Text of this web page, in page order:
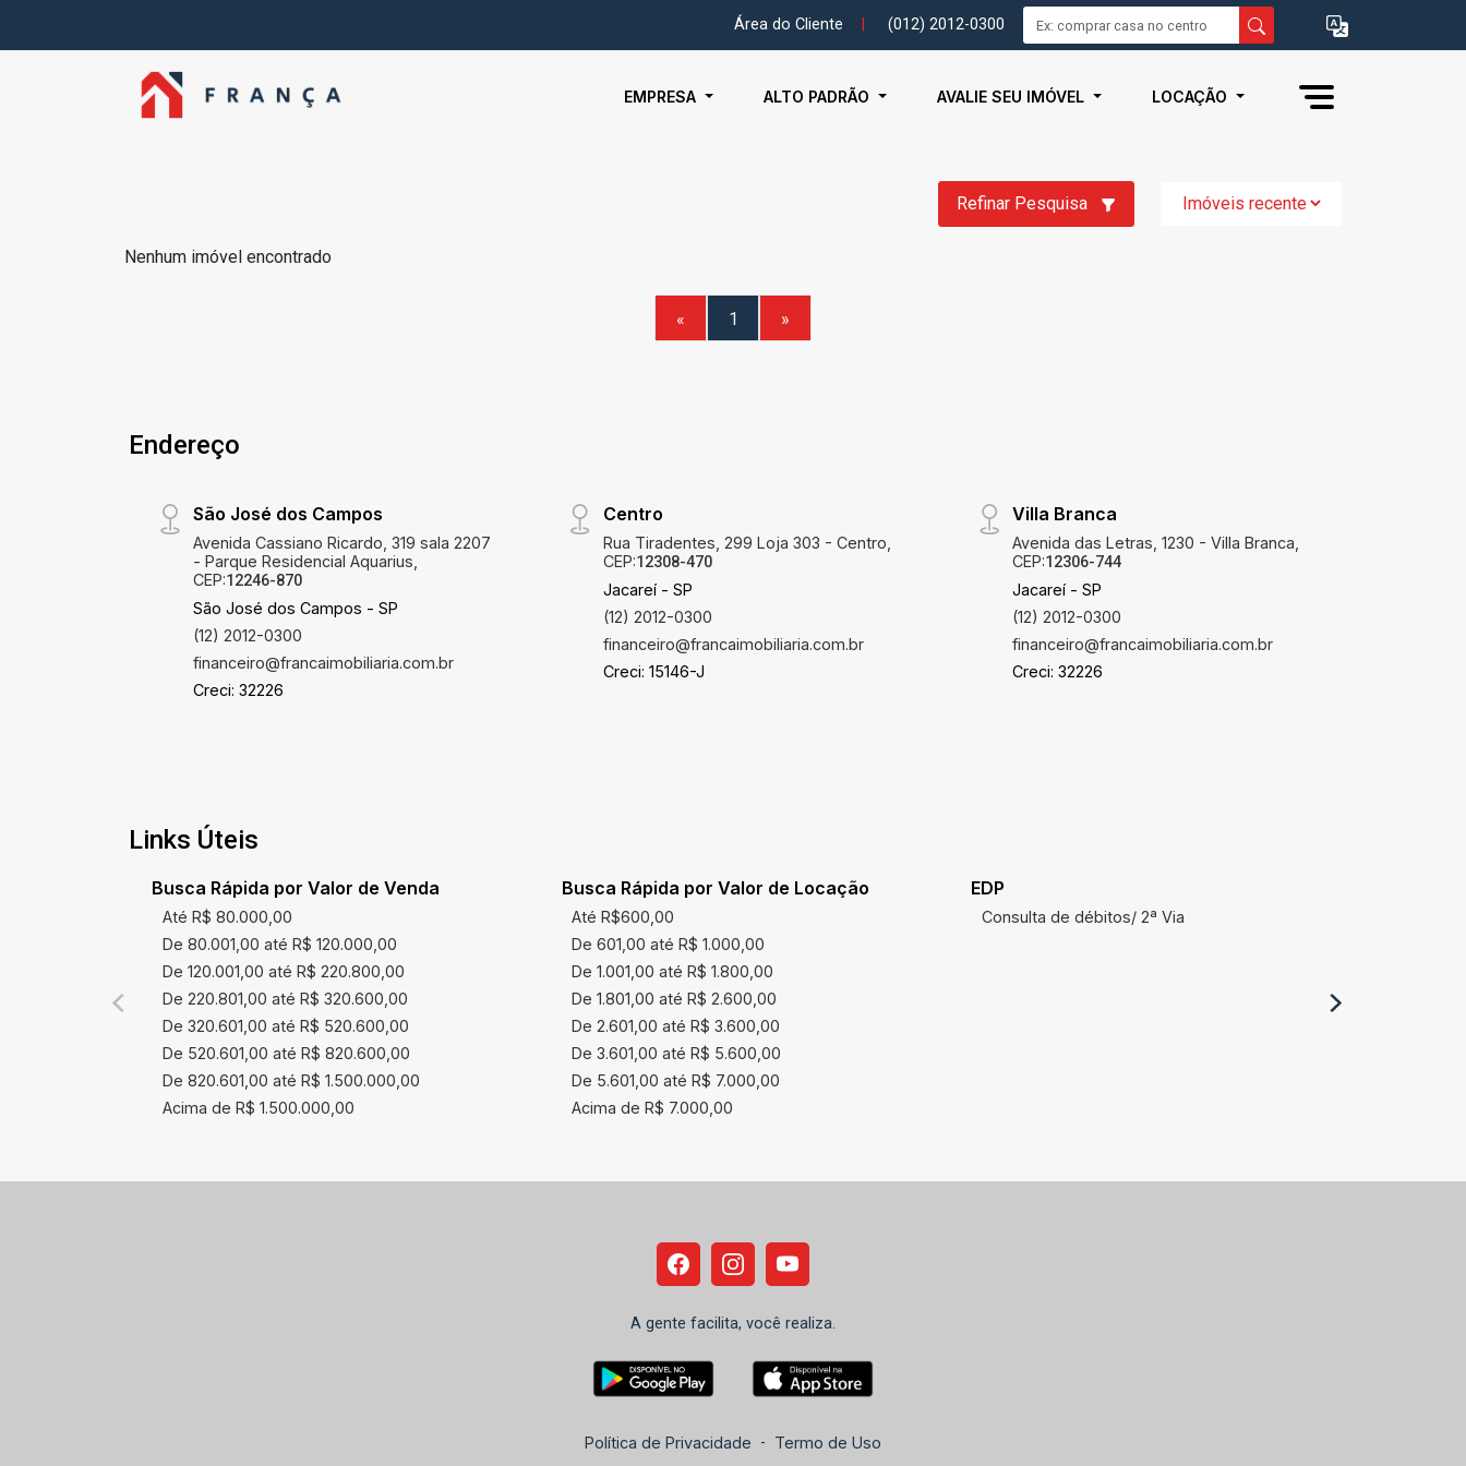
Área do Cliente (012) 2012-0300
EMPRESA ALTO PADRÃO AVALIE SEU IMÓVEL LOCAÇÃO
Refinar Pesquisa
Nenhum imóvel encontrado
« 1 »
Endereço
São José dos Campos
Avenida Cassiano Ricardo, 319 sala 2207
- Parque Residencial Aquarius,
CEP:12246-870
São José dos Campos - SP
(12) 2012-0300
financeiro@francaimobiliaria.com.br
Creci: 32226
Centro
Rua Tiradentes, 299 Loja 303 - Centro,
CEP:12308-470
Jacareí - SP
(12) 2012-0300
financeiro@francaimobiliaria.com.br
Creci: 15146-J
Villa Branca
Avenida das Letras, 1230 - Villa Branca,
CEP:12306-744
Jacareí - SP
(12) 2012-0300
financeiro@francaimobiliaria.com.br
Creci: 32226
Links Úteis
Busca Rápida por Valor de Venda
Até R$ 80.000,00
De 80.001,00 até R$ 120.000,00
De 120.001,00 até R$ 220.800,00
De 220.801,00 até R$ 320.600,00
De 320.601,00 até R$ 520.600,00
De 520.601,00 até R$ 820.600,00
De 820.601,00 até R$ 1.500.000,00
Acima de R$ 1.500.000,00
Busca Rápida por Valor de Locação
Até R$600,00
De 601,00 até R$ 1.000,00
De 1.001,00 até R$ 1.800,00
De 1.801,00 até R$ 2.600,00
De 2.601,00 até R$ 3.600,00
De 3.601,00 até R$ 5.600,00
De 5.601,00 até R$ 7.000,00
Acima de R$ 7.000,00
EDP
Consulta de débitos/ 2ª Via
A gente facilita, você realiza.
Política de Privacidade - Termo de Uso